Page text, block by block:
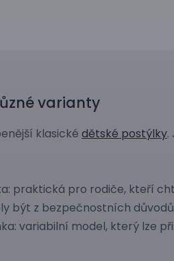
varianty
klasické dětské postýlky.
praktická pro rodiče, kteří
být z bezpečnostních
variabilní model, který lze